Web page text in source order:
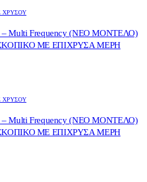
ΧΡΥΣΟΎ
– Multi Frequency (ΝΕΟ ΜΟΝΤΕΛΟ)
ΜΕ ΕΠΙΧΡΥΣΑ ΜΕΡΗ
ΧΡΥΣΟΎ
– Multi Frequency (ΝΕΟ ΜΟΝΤΕΛΟ)
ΜΕ ΕΠΙΧΡΥΣΑ ΜΕΡΗ